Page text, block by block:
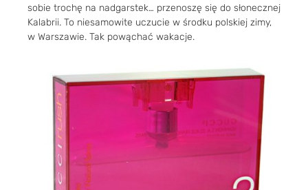
sobie trochę na nadgarstek… przenoszę się do słonecznej
Kalabrii. To niesamowite uczucie w środku polskiej zimy,
w Warszawie. Tak powąchać wakacje.